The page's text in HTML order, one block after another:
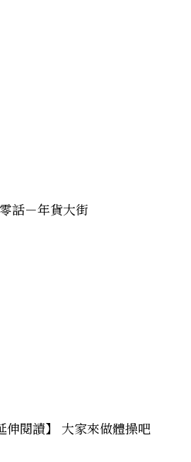
話－年貨大街
閱讀】 大家來做體操吧